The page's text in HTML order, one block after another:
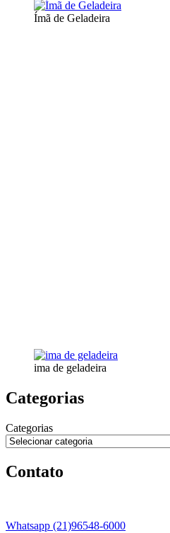
Ímã de Geladeira
ima de geladeira
Categorias
Categorias
Contato
Whatsapp (21)96548-6000